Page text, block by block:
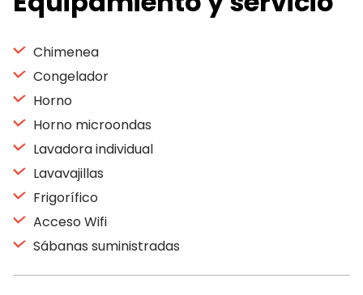
Chimenea
Congelador
Horno
Horno microondas
Lavadora individual
Lavavajillas
Frigorífico
Acceso Wifi
Sábanas suministradas